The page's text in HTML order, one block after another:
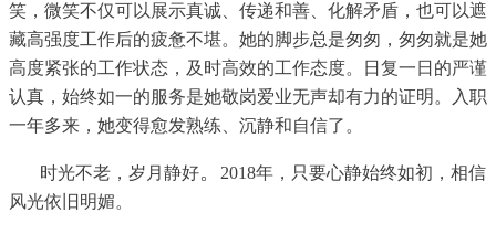
笑，微笑不仅可以展示真诚、传递和善、化解矛盾，也可以遮
藏高强度工作后的疲惫不堪。她的脚步总是匆匆，匆匆就是她
高度紧张的工作状态，及时高效的工作态度。日复一日的严谨
认真，始终如一的服务是她敬岗爱业无声却有力的证明。入职
一年多来，她变得愈发熟练、沉静和自信了。
时光不老，岁月静好。 2018年，只要心静始终如初，相信
风光依旧明媚。